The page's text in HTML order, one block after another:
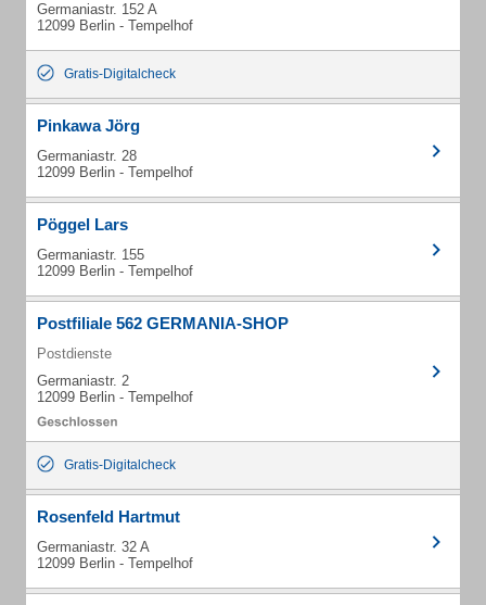
Germaniastr. 152 A
12099 Berlin - Tempelhof
Gratis-Digitalcheck
Pinkawa Jörg
Germaniastr. 28
12099 Berlin - Tempelhof
Pöggel Lars
Germaniastr. 155
12099 Berlin - Tempelhof
Postfiliale 562 GERMANIA-SHOP
Postdienste
Germaniastr. 2
12099 Berlin - Tempelhof
Gratis-Digitalcheck
Rosenfeld Hartmut
Germaniastr. 32 A
12099 Berlin - Tempelhof